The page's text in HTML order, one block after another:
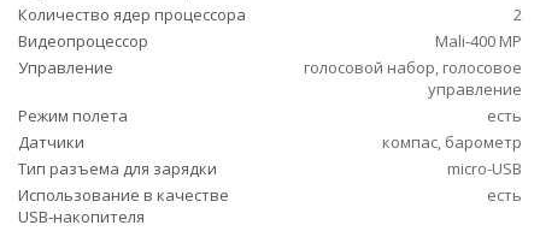
Количество ядер процессора
2
Видеопроцессор
Mali-400 MP
Управление
голосовой набор, голосовое
управление
Режим полета
есть
Датчики
компас, барометр
Тип разъема для зарядки
micro-USB
Использование в качестве
USB-накопителя
есть